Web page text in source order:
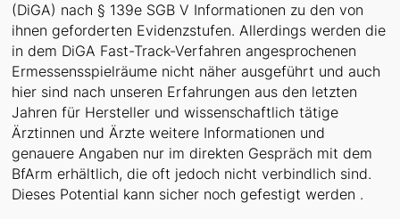
(DiGA) nach § 139e SGB V Informationen zu den von
ihnen geforderten Evidenzstufen. Allerdings werden die
in dem DiGA Fast-Track-Verfahren angesprochenen
Ermessensspielräume nicht näher ausgeführt und auch
hier sind nach unseren Erfahrungen aus den letzten
Jahren für Hersteller und wissenschaftlich tätige
Ärztinnen und Ärzte weitere Informationen und
genauere Angaben nur im direkten Gespräch mit dem
BfArm erhältlich, die oft jedoch nicht verbindlich sind.
Dieses Potential kann sicher noch gefestigt werden .